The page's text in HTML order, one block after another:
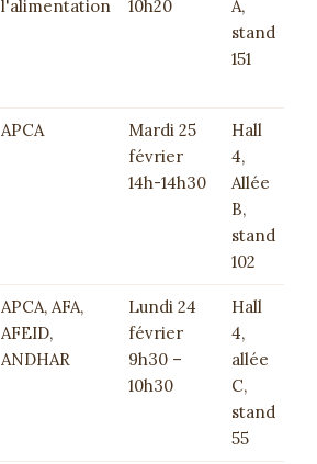
l'alimentation
10h20
A,
stand
151
APCA
Mardi 25
février
14h-14h30
Hall
4,
Allée
B,
stand
102
APCA, AFA,
AFEID,
ANDHAR
Lundi 24
février
9h30 –
10h30
Hall
4,
allée
C,
stand
55